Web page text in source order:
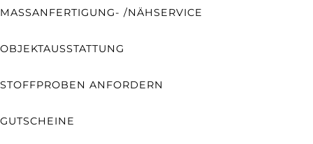
MASSANFERTIGUNG- /NÄHSERVICE
OBJEKTAUSSTATTUNG
STOFFPROBEN ANFORDERN
GUTSCHEINE